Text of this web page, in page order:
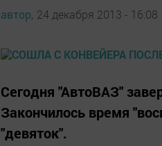
автор, 24 декабря 2013 - 16:08
Сегодня "АвтоВАЗ"
Закончилось время
"девяток".